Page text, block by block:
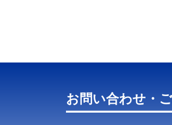
お問い合わせ・